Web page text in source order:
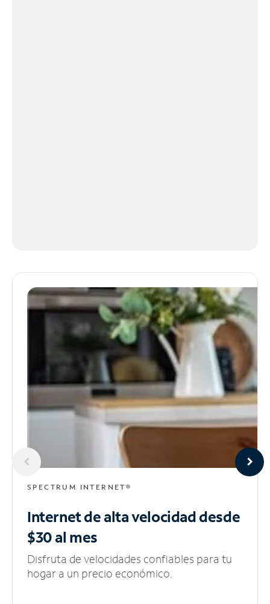
SPECTRUM INTERNET®
Internet de alta velocidaddesde
$30 al mes
Disfruta de velocidades confiables para tu
hogar a un precio económico.